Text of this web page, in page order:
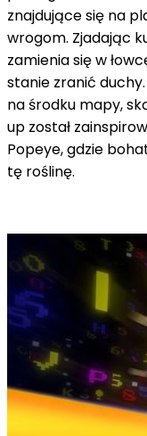
znajdujące się na
wrogom. Zjadając
zamienia się w
stanie zranić
na środku mapy,
up został
Popeye, gdzie
tę roślinę.